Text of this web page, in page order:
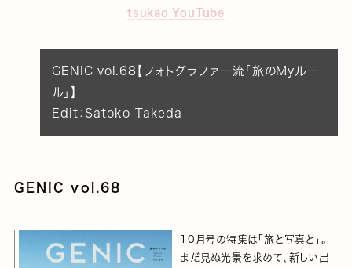
tsukao YouTube
GENIC vol.68【フォトグラファー流「旅のMyルー
ル」】
Edit：Satoko Takeda
GENIC vol.68
10月号の特集は「旅と写真と」。
まだ見ぬ光景を求めて、新しい出